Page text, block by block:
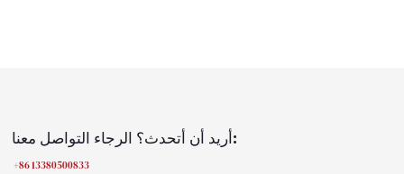
أريد أن أتحدث؟ الرجاء التواصل معنا:
+86 13380500833